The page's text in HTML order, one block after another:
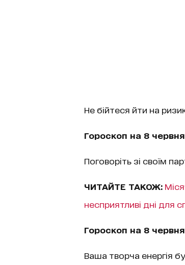
Не бійтеся йти на
Гороскоп на 8
Поговоріть зі своїм
ЧИТАЙТЕ ТАКОЖ:
несприятливі дні для
Гороскоп на 8
Ваша творча енергія